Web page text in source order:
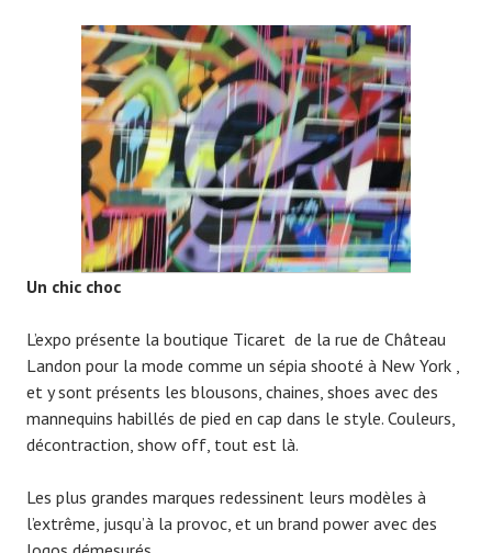
Un chic choc
L’expo présente la boutique Ticaret de la rue de Château
Landon pour la mode comme un sépia shooté à New York ,
et y sont présents les blousons, chaines, shoes avec des
mannequins habillés de pied en cap dans le style. Couleurs,
décontraction, show off, tout est là.
Les plus grandes marques redessinent leurs modèles à
l’extrême, jusqu’à la provoc, et un brand power avec des